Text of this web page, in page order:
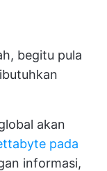
begitu pula
akan
pada
informasi,